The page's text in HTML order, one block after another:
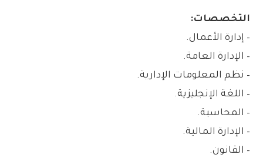
التخصصات:
– إدارة الأعمال.
– الإدارة العامة.
– نظم المعلومات الإدارية.
– اللغة الإنجليزية.
– المحاسبة.
– الإدارة المالية.
– القانون.